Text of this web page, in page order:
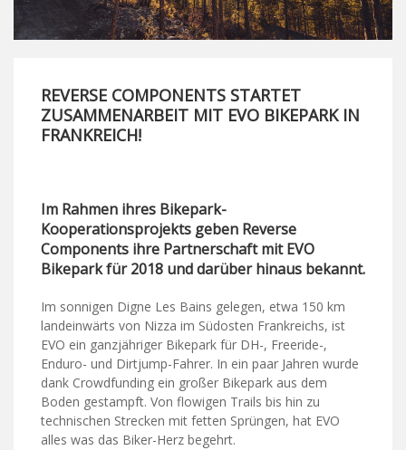
REVERSE COMPONENTS STARTET
ZUSAMMENARBEIT MIT EVO BIKEPARK IN
FRANKREICH!
Im Rahmen ihres Bikepark-
Kooperationsprojekts geben Reverse
Components ihre Partnerschaft mit EVO
Bikepark für 2018 und darüber hinaus bekannt.
Im sonnigen Digne Les Bains gelegen, etwa 150 km
landeinwärts von Nizza im Südosten Frankreichs, ist
EVO ein ganzjähriger Bikepark für DH-, Freeride-,
Enduro- und Dirtjump-Fahrer. In ein paar Jahren wurde
dank Crowdfunding ein großer Bikepark aus dem
Boden gestampft. Von flowigen Trails bis hin zu
technischen Strecken mit fetten Sprüngen, hat EVO
alles was das Biker-Herz begehrt.